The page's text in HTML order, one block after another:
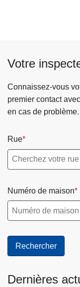
Votre
Connaissez-vous
premier contact
en cas de problème.
Rue
Numéro de maison
Dernières